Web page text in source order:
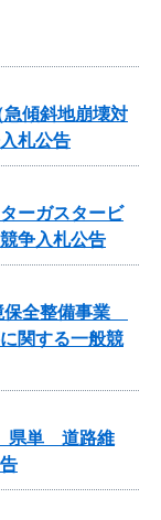
急傾斜地崩壊対
札公告
ーガスタービ
争入札公告
保全整備事業
関する一般競
県単 道路維